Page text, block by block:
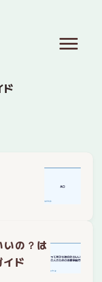
ド
いの？は
ド